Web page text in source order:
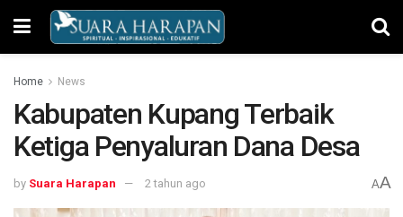
Home News
Kabupaten Kupang Terbaik
Ketiga Penyaluran Dana Desa
by Suara Harapan 2 tahun ago AA